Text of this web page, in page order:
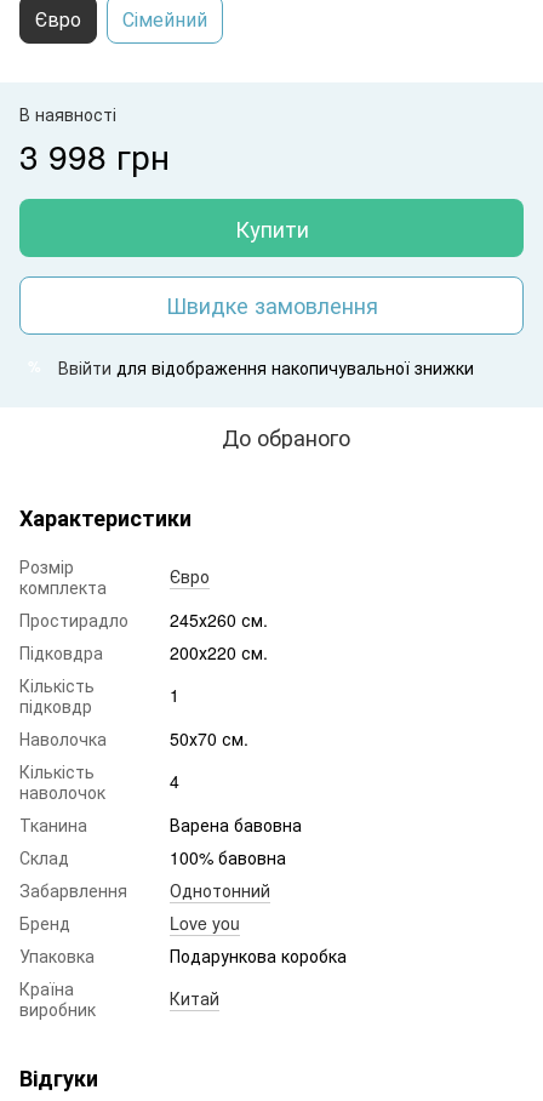
Євро Сімейний
В наявності
3 998 грн
Купити
Швидке замовлення
Ввійти для відображення накопичувальної знижки
До обраного
Характеристики
Розмір
комплекта
Євро
Простирадло
245х260 см.
Підковдра
200х220 см.
Кількість
підковдр
1
Наволочка
50х70 см.
Кількість
наволочок
4
Тканина
Варена бавовна
Склад
100% бавовна
Забарвлення
Однотонний
Бренд
Love you
Упаковка
Подарункова коробка
Країна
виробник
Китай
Відгуки